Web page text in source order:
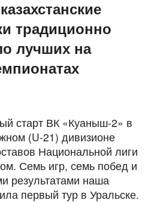
традиционно
лучших на
старт ВК «Куаныш-2» в
(U-21) дивизионе
Национальной лиги
Семь игр, семь побед и
результатами наша
первый тур в Уральске.